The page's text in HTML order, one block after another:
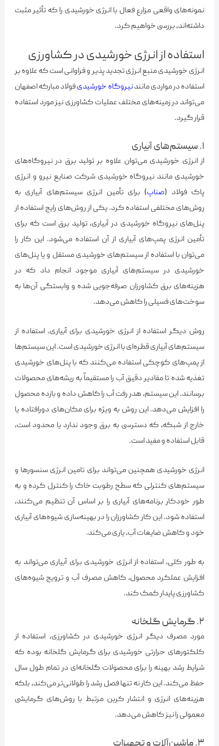
نمونه‌های واقعی مزارع فعال با انرژی خورشیدی را که تأثیر مثبت
داشته‌اند، بررسی خواهیم کرد.
استفاده از انرژی خورشیدی در کشاورزی
انرژی خورشیدی منبع انرژی تجدید پذیر و فراوانی است که علاوه بر
استفاده در مواردی مانندنیروگاه خورشیدیفولاد مبارکه اصفهان
می‌تواند در زمینه‌های مختلف عملیات کشاورزی نیز مورد استفاده
قرار گیرد.
۱. سیستم‌های آبیاری
از انرژی خورشیدی می‌توان علاوه بر تولید برق در نیروگاه‌های
خورشیدی مانند نیروگاه خورشیدی شرکت صنایع نیرو و انرژی
پاک فولاد (صناپ) برای تأمین انرژی سیستم‌های آبیاری به
روش‌های مختلفی استفاده کرد. یکی از روش‌های رایج استفاده از
پنل‌های نیروگاه خورشیدی در آبیاری، تولید برق است که برای
تأمین انرژی پمپ‌های آبیاری از آن استفاده می‌شود. این کار را
می‌توان با استفاده از سیستم‌های خورشیدی مستقل و یا پنل‌های
خورشیدی در سیستم‌های آبیاری موجود انجام داد که در
هزینه‌های برق کشاورزان صرفه‌جویی شده و وابستگی آن‌ها به
سوخت‌های فسیلی را کاهش می‌دهد.
روش دیگر استفاده از انرژی خورشیدی برای آبیاری، استفاده از
سیستم‌های آبیاری قطره‌ای با انرژی خورشیدی است. این سیستم‌ها
از پمپ‌های کوچکی استفاده می‌کنند که با پنل‌های خورشیدی
تغذیه شده تا مقادیر دقیق آب را مستقیماً به ریشه‌های محصولات
برسانند. این سیستم، هدر رفت آب را کاهش داده و بازده محصول
را افزایش می‌دهد. این روش به ویژه برای مکان‌های دورافتاده یا
خارج از شبکه، که دسترسی به برق وجود ندارد یا محدود است،
قابل استفاده و مفید است.
انرژی خورشیدی همچنین می‌تواند برای تامین انرژی سنسورها و
سیستم‌های کنترلی که سطح رطوبت خاک را کنترل کرده و به
طور خودکار برنامه‌های آبیاری را بر اساس آن تنظیم می‌کنند،
استفاده شود. این کار کشاورزان را در بهینه‌سازی شیوه‌های آبیاری
خود و کاهش ضایعات آب، یاری می‌کند.
به طور کلی، استفاده از انرژی خورشیدی برای آبیاری می‌تواند به
افزایش عملکرد محصول، کاهش مصرف آب و ترویج شیوه‌های
کشاورزی پایدار کمک کند.
۲. گرمایش گلخانه
مورد مصرف دیگر انرژی خورشیدی در کشاورزی، استفاده از
کلکتورهای حرارتی خورشیدی برای گرمایش گلخانه بوده که
شرایط رشد بهینه را برای محصولات گلخانه‌ای در تمام طول سال
حفظ می‌کند. این کار نه تنها فصل رشد را طولانی‌تر می‌کند، بلکه
هزینه‌های انرژی و انتشار کربن مرتبط با روش‌های گرمایشی
معمولی را نیز کاهش می‌دهد.